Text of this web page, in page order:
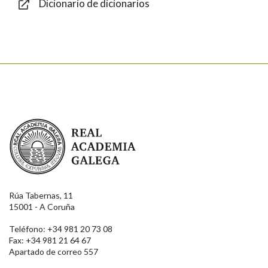
Dicionario de dicionarios
Real Academia Galega
Rúa Tabernas, 11
15001 - A Coruña
Teléfono: +34 981 20 73 08
Fax: +34 981 21 64 67
Apartado de correo 557